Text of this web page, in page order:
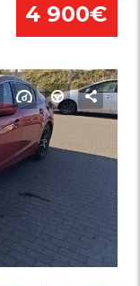
4 900€